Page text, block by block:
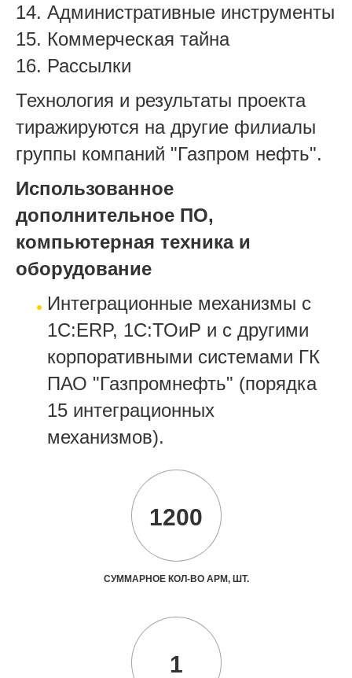
Административные инструменты
Коммерческая тайна
Рассылки
Технология и результаты проекта
тиражируются на другие филиалы
группы компаний "Газпром нефть".
Использованное
дополнительное ПО,
компьютерная техника и
оборудование
Интеграционные механизмы с
1С:ERP, 1С:ТОиР и с другими
корпоративными системами ГК
ПАО "Газпромнефть" (порядка
15 интеграционных
механизмов).
1200
СУММАРНОЕ КОЛ-ВО АРМ, ШТ.
1